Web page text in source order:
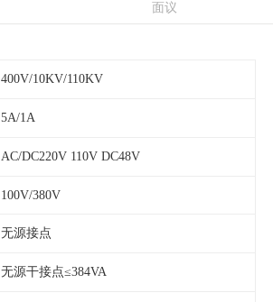
面议
400V/10KV/110KV
5A/1A
AC/DC220V 110V DC48V
100V/380V
无源接点
无源干接点≤384VA